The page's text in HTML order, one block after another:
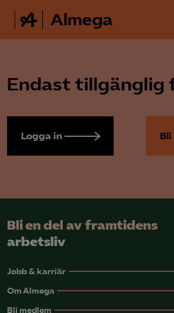
Almega
Endast tillgänglig
Logga in Bli
Bli en del av framtidens
arbetsliv
Jobb & karriär
Om Almega
Bli medlem